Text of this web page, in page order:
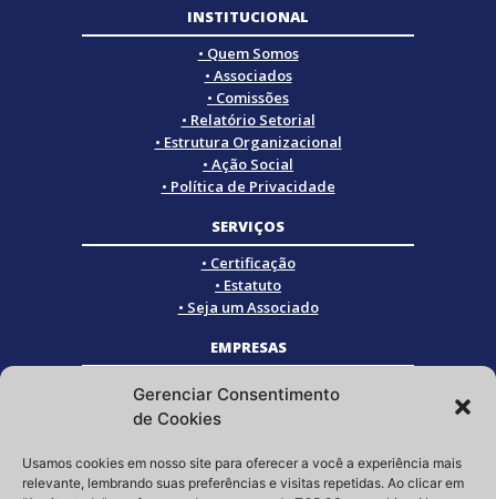
Gerenciar Consentimento
de Cookies
Usamos cookies em nosso site para oferecer a você a experiência mais
relevante, lembrando suas preferências e visitas repetidas. Ao clicar em
INSTITUCIONAL
• Quem Somos
• Associados
• Comissões
• Relatório Setorial
• Estrutura Organizacional
• Ação Social
• Política de Privacidade
SERVIÇOS
• Certificação
• Estatuto
• Seja um Associado
EMPRESAS
• Empresas Associadas
• Empresas Certificadas
• Empresas Parceiras
SOCIAL